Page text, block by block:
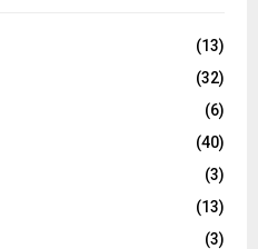
(13)
(32)
(6)
(40)
(3)
(13)
(3)